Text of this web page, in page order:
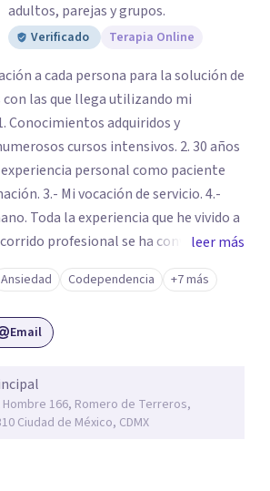
adultos, parejas y grupos.
Verificado Terapia Online
a cada persona para la solución de
las que llega utilizando mi
cursos intensivos. 2. 30 años
experiencia personal como paciente
3.- Mi vocación de servicio. 4.-
vivido a
profesional se ha convertido en
y satisfactoria en mi, por la
y de mis objetivos, que me han dado
y este es mi objetivo para mis
de compresión y
leer más
Ansiedad Codependencia +7 más
Email
Hombre 166, Romero de Terreros,
Ciudad de México, CDMX